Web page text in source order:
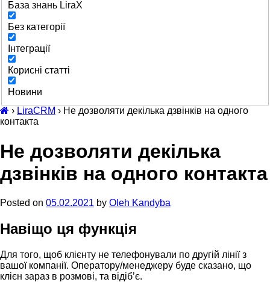
База знань LiraX
Без категорії
Інтеграції
Корисні статті
Новини
› LiraCRM › Не дозволяти декілька дзвінків на одного
контакта
Не дозволяти декілька
дзвінків на одного контакта
Posted on 05.02.2021 by Oleh Kandyba
Навіщо ця функція
Для того, щоб клієнту не телефонували по другій лінії з
вашої компанії. Оператору/менеджеру буде сказано, що
клієн зараз в розмові, та відіб’є.